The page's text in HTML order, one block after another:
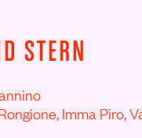
STERN
Imma Piro,